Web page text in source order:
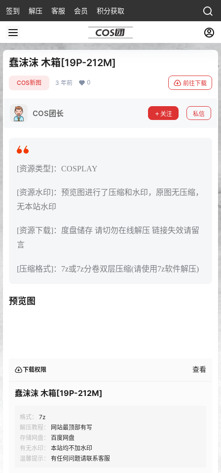
签到 解压 客服 会员 积分获取
蠢沫沫 木箱[19P-212M]
COS新图 3 年前 0 前往下载
COS团长 关注 私信
[资源类型]：COSPLAY
[资源水印]：预览图进行了压缩和水印，原图无压缩，
无本站水印
[资源下载]：度盘储存 请切勿在线解压 链接失效请留
言
[压缩格式]：7z或7z分卷双层压缩(请使用7z软件解压)
预览图
下载权限 查看
蠢沫沫 木箱[19P-212M]
格式：
7z
解压教程：
网站最顶部有写
存储网盘：
百度网盘
有无水印：
本站均不加水印
温馨提示：
有任何问题请联系客服